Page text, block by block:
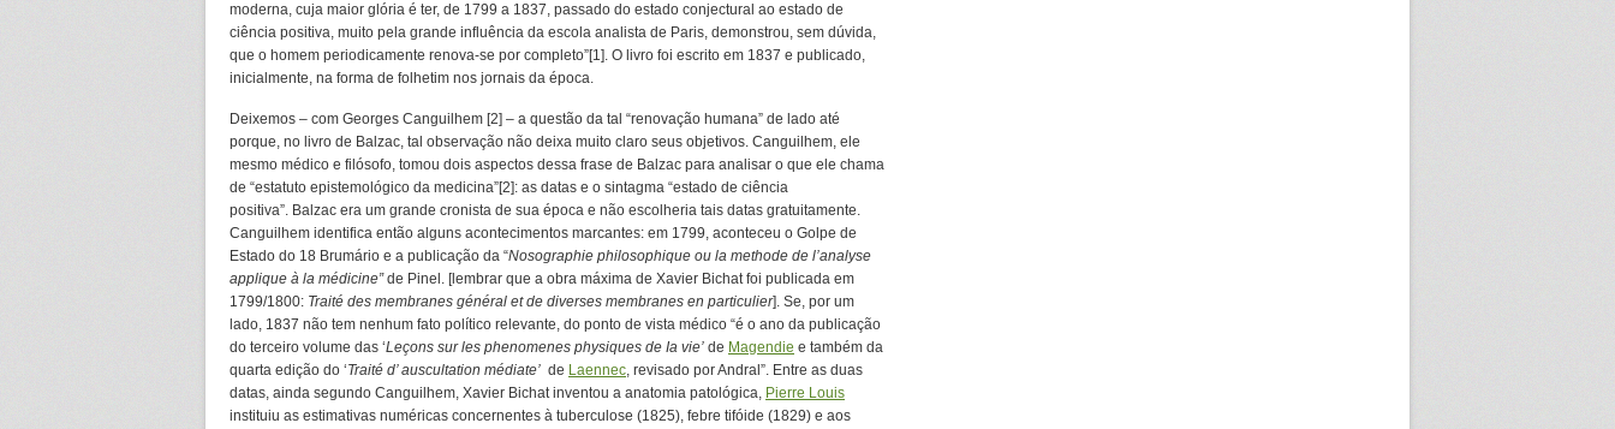
moderna, cuja maior glória é ter, de 1799 a 1837, passado do estado conjectural ao estado de
ciência positiva, muito pela grande influência da escola analista de Paris, demonstrou, sem dúvida,
que o homem periodicamente renova-se por completo”[1]. O livro foi escrito em 1837 e publicado,
inicialmente, na forma de folhetim nos jornais da época.
Deixemos – com Georges Canguilhem [2] – a questão da tal “renovação humana” de lado até
porque, no livro de Balzac, tal observação não deixa muito claro seus objetivos. Canguilhem, ele
mesmo médico e filósofo, tomou dois aspectos dessa frase de Balzac para analisar o que ele chama
de “estatuto epistemológico da medicina”[2]: as datas e o sintagma “estado de ciência
positiva”. Balzac era um grande cronista de sua época e não escolheria tais datas gratuitamente.
Canguilhem identifica então alguns acontecimentos marcantes: em 1799, aconteceu o Golpe de
Estado do 18 Brumário e a publicação da “Nosographie philosophique ou la methode de l’analyse
applique à la médicine”de Pinel. [lembrar que a obra máxima de Xavier Bichat foi publicada em
1799/1800: Traité des membranes général et de diverses membranes en particulier]. Se, por um
lado, 1837 não tem nenhum fato político relevante, do ponto de vista médico “é o ano da publicação
do terceiro volume das ‘Leçons sur les phenomenes physiques de Ia vie’ de Magendie e também da
quarta edição do ‘Traité d’ auscultation médiate’ de Laennec, revisado por Andral”. Entre as duas
datas, ainda segundo Canguilhem, Xavier Bichat inventou a anatomia patológica, Pierre Louis
instituiu as estimativas numéricas concernentes à tuberculose (1825), febre tifóide (1829) e aos